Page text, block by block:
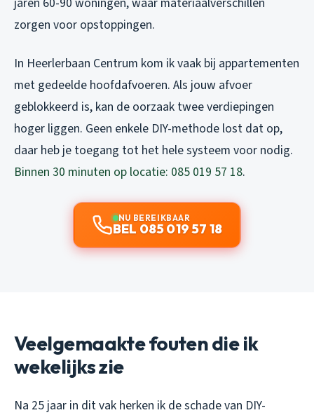
zorgen voor opstoppingen.
In Heerlerbaan Centrum kom ik vaak bij appartementen
met gedeelde hoofdafvoeren. Als jouw afvoer
geblokkeerd is, kan de oorzaak twee verdiepingen
hoger liggen. Geen enkele DIY-methode lost dat op,
daar heb je toegang tot het hele systeem voor nodig.
Binnen 30 minuten op locatie: 085 019 57 18.
NU BEREIKBAAR
BEL 085 019 57 18
Veelgemaakte fouten die ik
wekelijks zie
Na 25 jaar in dit vak herken ik de schade van DIY-